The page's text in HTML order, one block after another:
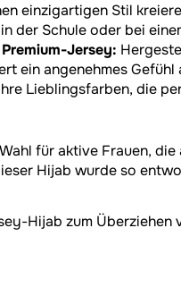
einzigartigen Stil
der Schule oder bei
Jersey:
ein angenehmes
Lieblingsfarben, die
für aktive Frauen,
Hijab wurde so
Hijab zum